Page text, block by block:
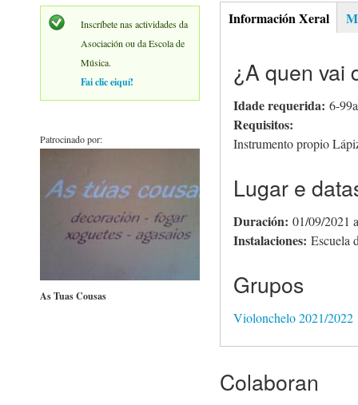
Inscríbete nas actividades da
Asociación ou da Escola de
Música.
Fai clic eiquí!
Patrocinado por:
As Tuas Cousas
Información Xeral
tab)
¿A quen vai
Idade requerida: 6-
Requisitos:
Instrumento propio
Lugar e
Duración: 01/09/2021
Instalaciones: Escuela
Grupos
Violonchelo 2021/2022
Colaboran